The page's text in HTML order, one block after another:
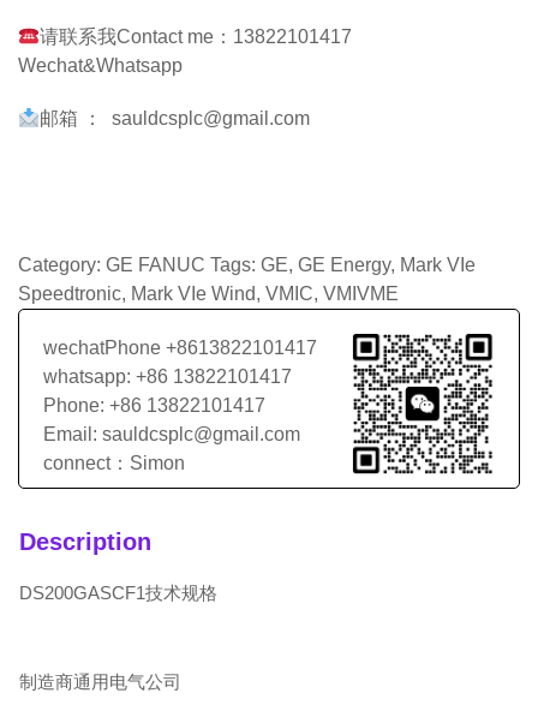
请联系我Contact me：13822101417
Wechat&Whatsapp
邮箱 ： sauldcsplc@gmail.com
Category: GE FANUC Tags: GE, GE Energy, Mark VIe
Speedtronic, Mark VIe Wind, VMIC, VMIVME
wechatPhone +8613822101417
whatsapp: +86 13822101417
Phone: +86 13822101417
Email: sauldcsplc@gmail.com
connect：Simon
Description
DS200GASCF1技术规格
制造商通用电气公司